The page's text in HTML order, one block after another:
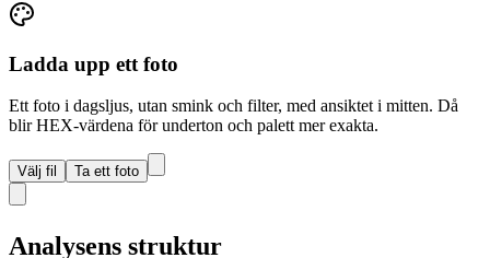
Ladda upp ett foto
Ett foto i dagsljus, utan smink och filter, med ansiktet i mitten. Då
blir HEX-värdena för underton och palett mer exakta.
Välj fil Ta ett foto
Analysens struktur